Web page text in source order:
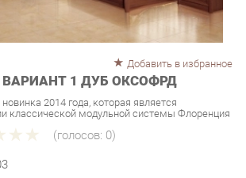
1 ДУБ ОКСОФРД
2014 года, которая является
классической модульной системы Флоренция
(голосов:0)